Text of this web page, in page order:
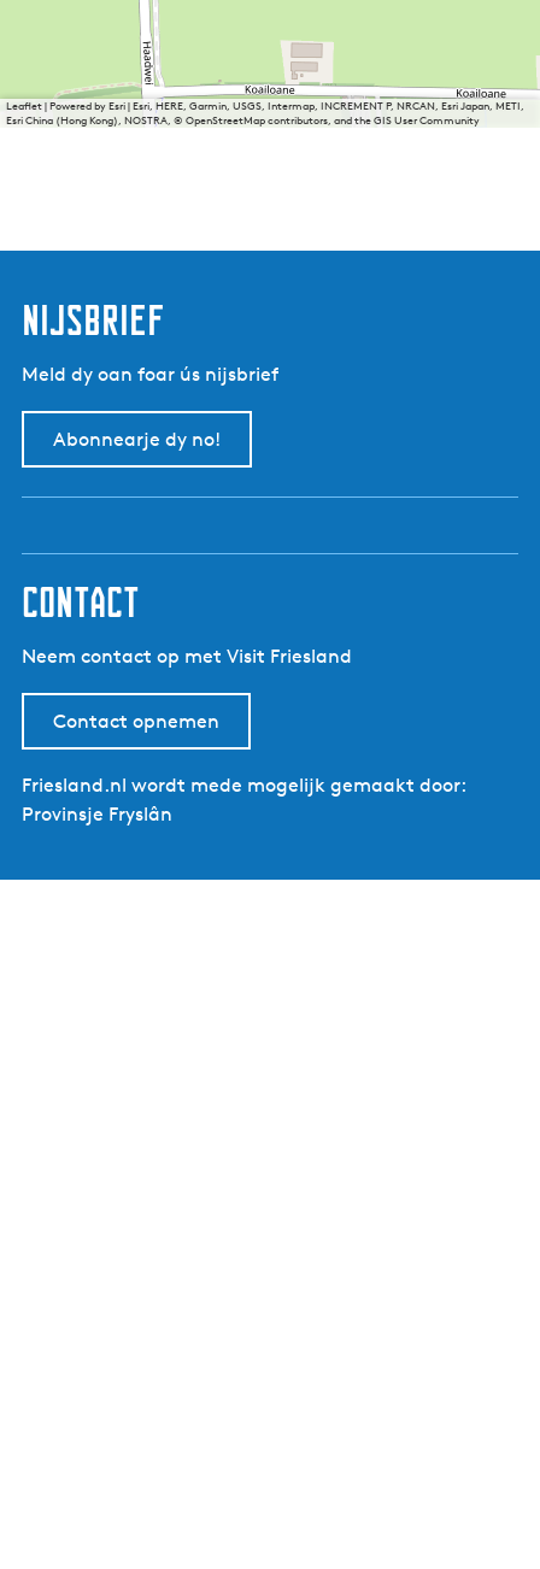
Leaflet|Powered by Esri | Esri, HERE, Garmin, USGS, Intermap, INCREMENT P, NRCAN, Esri Japan, METI,
Esri China (Hong Kong), NOSTRA, © OpenStreetMap contributors, and the GIS User Community
nijsbrief
Meld dy oan foar ús nijsbrief
Abonnearje dy no!
contact
Neem contact op met Visit Friesland
Contact opnemen
Friesland.nl wordt mede mogelijk gemaakt door:
Provinsje Fryslân